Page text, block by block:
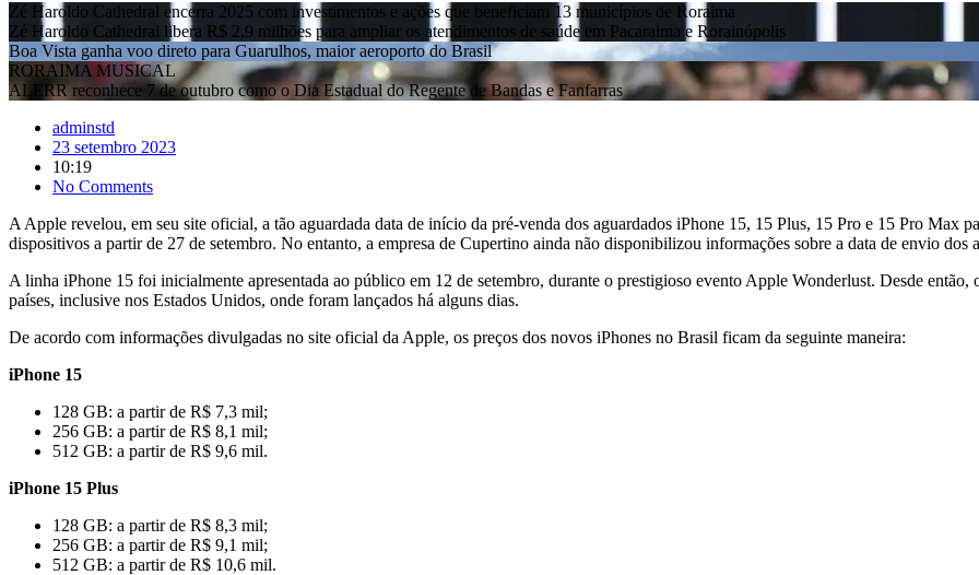
Zé Haroldo Cathedral encerra 2025 com investimentos e ações que beneficiam 13 municípios de Roraima
Zé Haroldo Cathedral libera R$ 2,9 milhões para ampliar os atendimentos de saúde em Pacaraima e Rorainópolis
Boa Vista ganha voo direto para Guarulhos, maior aeroporto do Brasil
RORAIMA MUSICAL
ALERR reconhece 7 de outubro como o Dia Estadual do Regente de Bandas e Fanfarras
adminstd
23 setembro 2023
10:19
No Comments
A Apple revelou, em seu site oficial, a tão aguardada data de início da pré-venda dos aguardados iPhone 15, 15 Plus, 15 Pro e 15 Pro Max
dispositivos a partir de 27 de setembro. No entanto, a empresa de Cupertino ainda não disponibilizou informações sobre a data de envio dos
A linha iPhone 15 foi inicialmente apresentada ao público em 12 de setembro, durante o prestigioso evento Apple Wonderlust. Desde então,
países, inclusive nos Estados Unidos, onde foram lançados há alguns dias.
De acordo com informações divulgadas no site oficial da Apple, os preços dos novos iPhones no Brasil ficam da seguinte maneira:
iPhone 15
128 GB: a partir de R$ 7,3 mil;
256 GB: a partir de R$ 8,1 mil;
512 GB: a partir de R$ 9,6 mil.
iPhone 15 Plus
128 GB: a partir de R$ 8,3 mil;
256 GB: a partir de R$ 9,1 mil;
512 GB: a partir de R$ 10,6 mil.